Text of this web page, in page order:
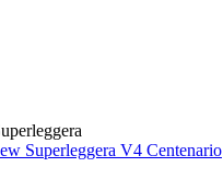
Superleggera V4 Centenario